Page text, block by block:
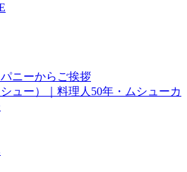
ニーからご挨拶
ュー）｜料理人50年・ムシューカ